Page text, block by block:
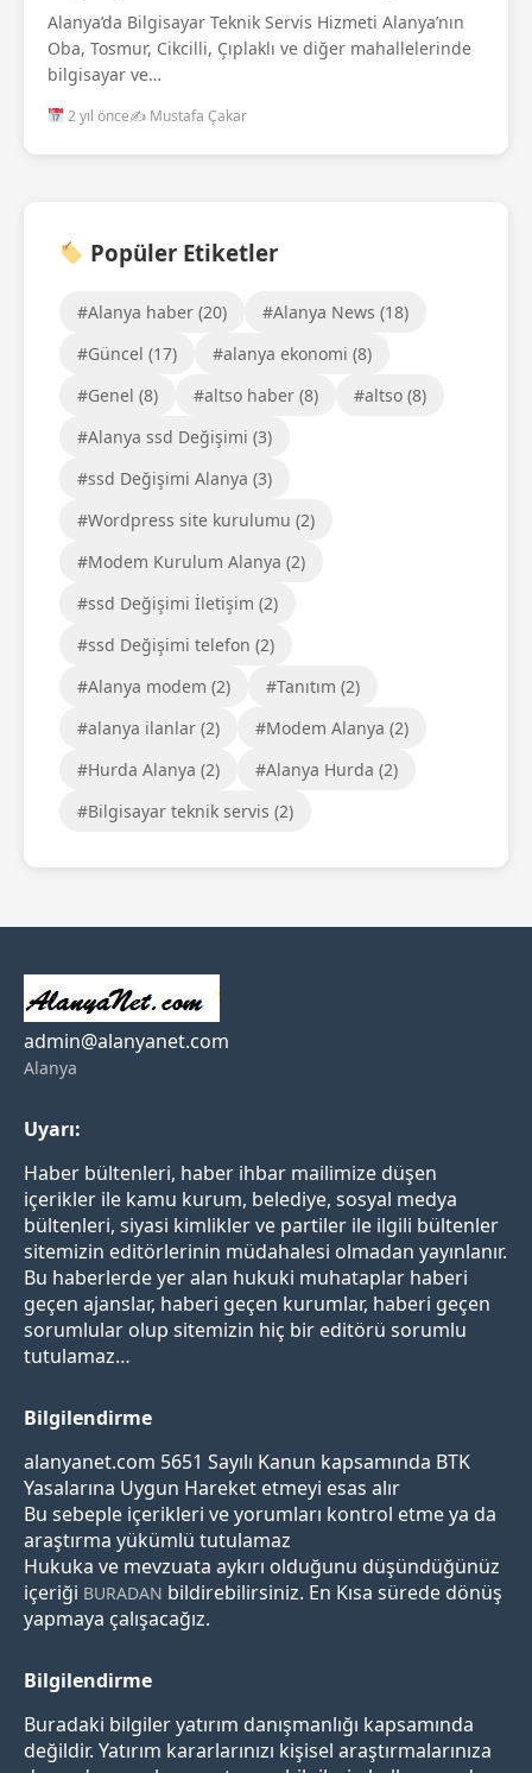
Alanya’da Bilgisayar Teknik Servis Hizmeti Alanya’nın
Oba, Tosmur, Cikcilli, Çıplaklı ve diğer mahallelerinde
bilgisayar ve…
2 yıl önce✍️ Mustafa Çakar
Popüler Etiketler
#Alanya haber (20)
#Alanya News (18)
#Güncel (17)
#alanya ekonomi (8)
#Genel (8)
#altso haber (8)
#altso (8)
#Alanya ssd Değişimi (3)
#ssd Değişimi Alanya (3)
#Wordpress site kurulumu (2)
#Modem Kurulum Alanya (2)
#ssd Değişimi İletişim (2)
#ssd Değişimi telefon (2)
#Alanya modem (2)
#Tanıtım (2)
#alanya ilanlar (2)
#Modem Alanya (2)
#Hurda Alanya (2)
#Alanya Hurda (2)
#Bilgisayar teknik servis (2)
admin@alanyanet.com
Alanya
Uyarı:
Haber bültenleri, haber ihbar mailimize düşen
içerikler ile kamu kurum, belediye, sosyal medya
bültenleri, siyasi kimlikler ve partiler ile ilgili bültenler
sitemizin editörlerinin müdahalesi olmadan yayınlanır.
Bu haberlerde yer alan hukuki muhataplar haberi
geçen ajanslar, haberi geçen kurumlar, haberi geçen
sorumlular olup sitemizin hiç bir editörü sorumlu
tutulamaz…
Bilgilendirme
alanyanet.com 5651 Sayılı Kanun kapsamında BTK
Yasalarına Uygun Hareket etmeyi esas alır
Bu sebeple içerikleri ve yorumları kontrol etme ya da
araştırma yükümlü tutulamaz
Hukuka ve mevzuata aykırı olduğunu düşündüğünüz
içeriği BURADAN bildirebilirsiniz. En Kısa sürede dönüş
yapmaya çalışacağız.
Bilgilendirme
Buradaki bilgiler yatırım danışmanlığı kapsamında
değildir. Yatırım kararlarınızı kişisel araştırmalarınıza